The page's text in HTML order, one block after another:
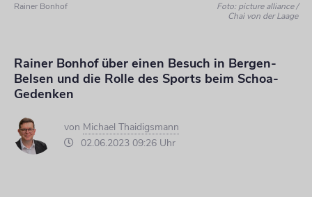
Rainer Bonhof
Foto: picture alliance /
Chai von der Laage
Rainer Bonhof über einen Besuch in Bergen-
Belsen und die Rolle des Sports beim Schoa-
Gedenken
von Michael Thaidigsmann
02.06.2023 09:26 Uhr